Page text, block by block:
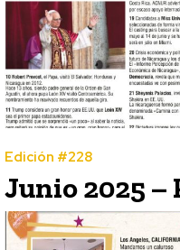
Edición #228
Junio 2025 –